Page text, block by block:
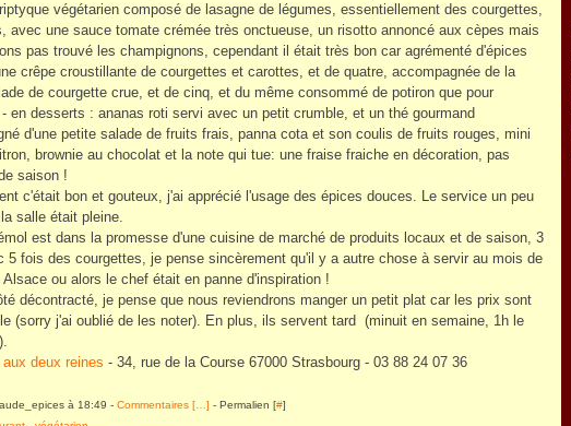
végétarien composé de lasagne de légumes, essentiellement des courgettes,
avec une sauce tomate crémée très onctueuse, un risotto annoncé aux cèpes mais
pas trouvé les champignons, cependant il était très bon car agrémenté d'épices
crêpe croustillante de courgettes et carottes, et de quatre, accompagnée de la
de courgette crue, et de cinq, et du même consommé de potiron que pour
en desserts : ananas roti servi avec un petit crumble, et un thé gourmand
d'une petite salade de fruits frais, panna cota et son coulis de fruits rouges, mini
brownie au chocolat et la note qui tue: une fraise fraiche en décoration, pas
saison !
c'était bon et gouteux, j'ai apprécié l'usage des épices douces. Le service un peu
salle était pleine.
est dans la promesse d'une cuisine de marché de produits locaux et de saison, 3
5 fois des courgettes, je pense sincèrement qu'il y a autre chose à servir au mois de
Alsace ou alors le chef était en panne d'inspiration !
décontracté, je pense que nous reviendrons manger un petit plat car les prix sont
(sorry j'ai oublié de les noter). En plus, ils servent tard (minuit en semaine, 1h le
aux deux reines - 34, rue de la Course 67000 Strasbourg - 03 88 24 07 36
à 18:49 - Commentaires [ ] - Permalien [#]